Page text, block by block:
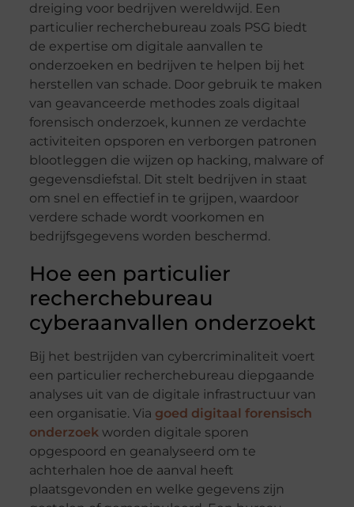
dreiging voor bedrijven wereldwijd. Een
particulier recherchebureau zoals PSG biedt
de expertise om digitale aanvallen te
onderzoeken en bedrijven te helpen bij het
herstellen van schade. Door gebruik te maken
van geavanceerde methodes zoals digitaal
forensisch onderzoek, kunnen ze verdachte
activiteiten opsporen en verborgen patronen
blootleggen die wijzen op hacking, malware of
gegevensdiefstal. Dit stelt bedrijven in staat
om snel en effectief in te grijpen, waardoor
verdere schade wordt voorkomen en
bedrijfsgegevens worden beschermd.
Hoe een particulier
recherchebureau
cyberaanvallen onderzoekt
Bij het bestrijden van cybercriminaliteit voert
een particulier recherchebureau diepgaande
analyses uit van de digitale infrastructuur van
een organisatie. Via goed digitaal forensisch
onderzoekworden digitale sporen
opgespoord en geanalyseerd om te
achterhalen hoe de aanval heeft
plaatsgevonden en welke gegevens zijn